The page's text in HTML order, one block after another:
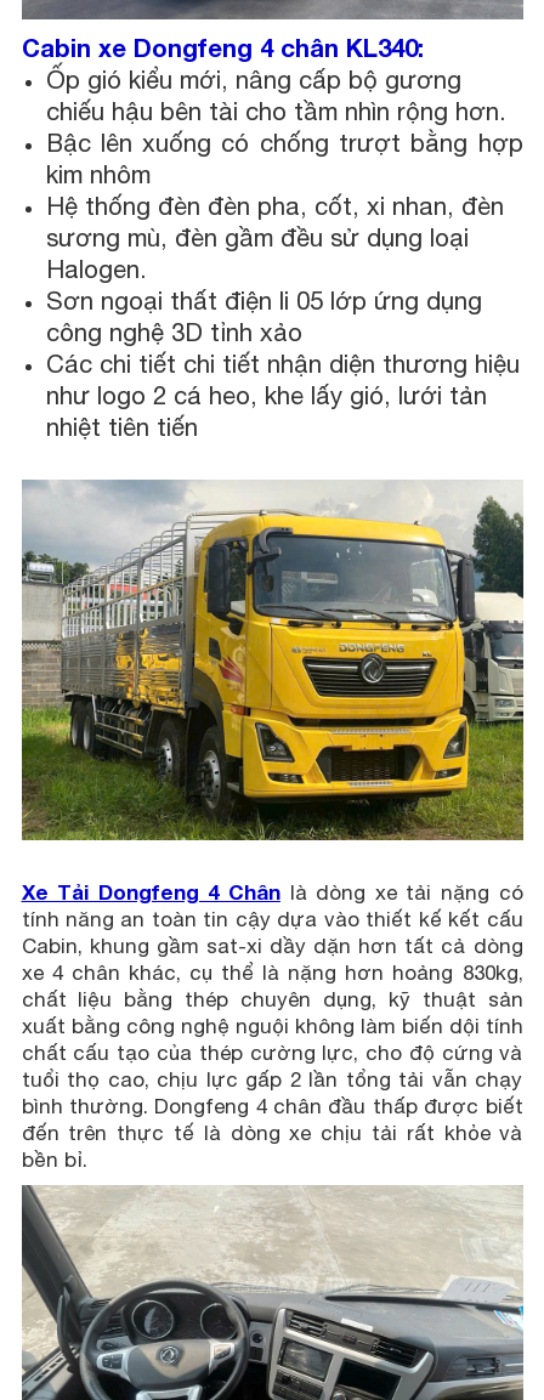
Cabin xe Dongfeng 4 chân KL340:
Ốp gió kiểu mới, nâng cấp bộ gương
chiếu hậu bên tài cho tầm nhìn rộng hơn.
Bậc lên xuống có chống trượt bằng hợp
kim nhôm
Hệ thống đèn đèn pha, cốt, xi nhan, đèn
sương mù, đèn gầm đều sử dụng loại
Halogen.
Sơn ngoại thất điện li 05 lớp ứng dụng
công nghệ 3D tỉnh xảo
Các chi tiết chi tiết nhận diện thương hiệu
như logo 2 cá heo, khe lấy gió, lưới tản
nhiệt tiên tiến
Xe Tải Dongfeng 4 Chânlà dòng xe tải nặng có
tính năng an toàn tin cậy dựa vào thiết kế kết cấu
Cabin, khung gầm sat-xi dầy dặn hơn tất cả dòng
xe 4 chân khác, cụ thể là nặng hơn hoảng 830kg,
chất liệu bằng thép chuyên dụng, kỹ thuật sản
xuất bằng công nghệ nguội không làm biến dội tính
chất cấu tạo của thép cường lực, cho độ cứng và
tuổi thọ cao, chịu lực gấp 2 lần tổng tải vẫn chạy
bình thường. Dongfeng 4 chân đầu thấp được biết
đến trên thực tế là dòng xe chịu tải rất khỏe và
bền bỉ.